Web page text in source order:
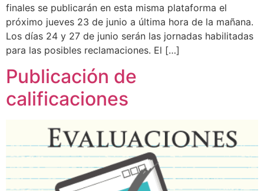
finales se publicarán en esta misma plataforma el
próximo jueves 23 de junio a última hora de la mañana.
Los días 24 y 27 de junio serán las jornadas habilitadas
para las posibles reclamaciones. El […]
Publicación de
calificaciones